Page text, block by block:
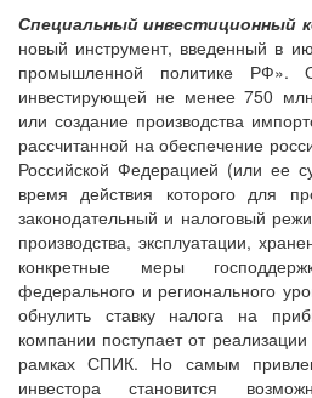
Специальный инвестиционный
новый инструмент, введенный в
промышленной политике РФ».
инвестирующей не менее 750
или создание производства
рассчитанной на обеспечение
Российской Федерацией (или ее
время действия которого для
законодательный и налоговый
производства, эксплуатации,
конкретные меры
федерального и регионального
обнулить ставку налога на
компании поступает от
рамках СПИК. Но самым
инвестора становится